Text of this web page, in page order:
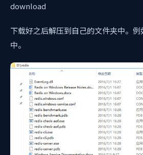
download
下载好之后解压到自己的文件夹中。
中。